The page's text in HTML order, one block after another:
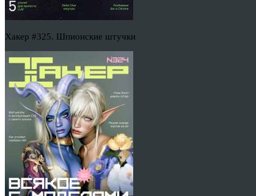
Хакер #325. Шпионские штучки